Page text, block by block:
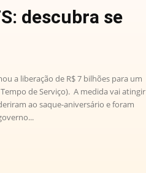
descubra se
a liberação de R$ 7 bilhões para um
de Serviço). A medida vai atingir
ao saque-aniversário e foram